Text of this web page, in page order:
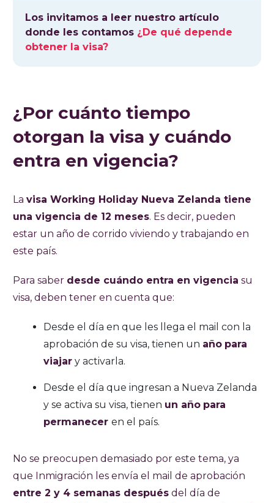
Los invitamos a leer nuestro artículo
donde les contamos ¿De qué depende
obtener la visa?
¿Por cuánto tiempo
otorgan la visa y cuándo
entra en vigencia?
La visa Working Holiday Nueva Zelanda tiene
una vigencia de 12 meses. Es decir, pueden
estar un año de corrido viviendo y trabajando en
este país.
Para saber desde cuándo entra en vigencia su
visa, deben tener en cuenta que:
Desde el día en que les llega el mail con la
aprobación de su visa, tienen un año para
viajar y activarla.
Desde el día que ingresan a Nueva Zelanda
y se activa su visa, tienen un año para
permanecer en el país.
No se preocupen demasiado por este tema, ya
que Inmigración les envía el mail de aprobación
entre 2 y 4 semanas después del día de